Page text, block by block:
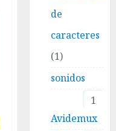
de
caracteres
1
sonidos
1
Avidemux